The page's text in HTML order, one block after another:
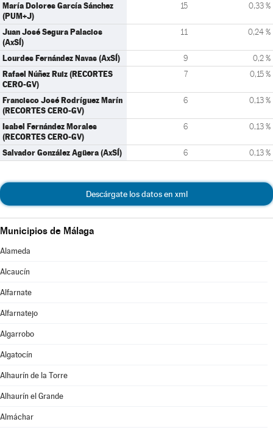
María Dolores García Sánchez
(PUM+J)
15 0,33 %
Juan José Segura Palacios
(AxSÍ)
11 0,24 %
Lourdes Fernández Navas (AxSÍ) 9 0,2 %
Rafael Núñez Ruiz (RECORTES
CERO-GV)
7 0,15 %
Francisco José Rodríguez Marín
(RECORTES CERO-GV)
6 0,13 %
Isabel Fernández Morales
(RECORTES CERO-GV)
6 0,13 %
Salvador González Agüera (AxSÍ) 6 0,13 %
Descárgate los datos en xml
Municipios de Málaga
Alameda
Alcaucín
Alfarnate
Alfarnatejo
Algarrobo
Algatocín
Alhaurín de la Torre
Alhaurín el Grande
Almáchar